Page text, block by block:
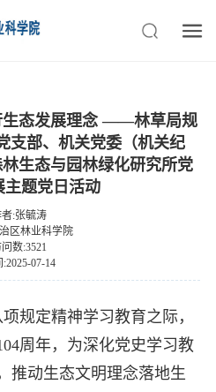
生态发展理念 ——林草局规
支部、机关党委（机关纪
生态与园林绿化研究所党
主题党日活动
:张毓涛
区林业科学院
数:3521
:2025-07-14
定精神学习教育之际，
周年，为深化党史学习教
推动生态文明理念落地生